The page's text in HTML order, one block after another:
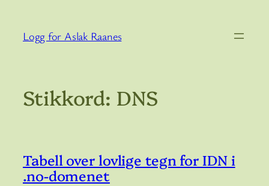
innhold
Logg for Aslak Raanes
Stikkord: DNS
Tabell over lovlige tegn for IDN i
.no-domenet